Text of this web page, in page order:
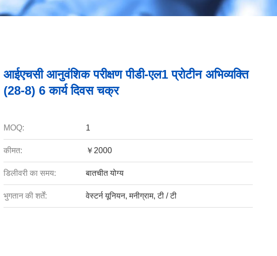
आईएचसी आनुवंशिक परीक्षण पीडी-एल1 प्रोटीन अभिव्यक्ति
(28-8) 6 कार्य दिवस चक्र
MOQ: 1
कीमत: ￥2000
डिलीवरी का समय: बातचीत योग्य
भुगतान की शर्तें: वेस्टर्न यूनियन, मनीग्राम, टी / टी